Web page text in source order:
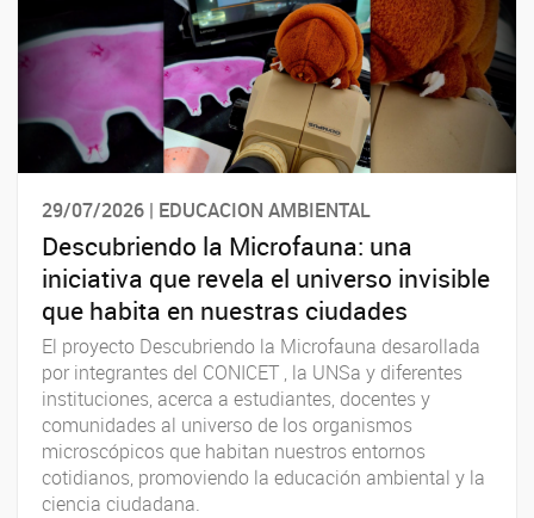
29/07/2026 | EDUCACION AMBIENTAL
Descubriendo la Microfauna: una
iniciativa que revela el universo invisible
que habita en nuestras ciudades
El proyecto Descubriendo la Microfauna desarollada
por integrantes del CONICET , la UNSa y diferentes
instituciones, acerca a estudiantes, docentes y
comunidades al universo de los organismos
microscópicos que habitan nuestros entornos
cotidianos, promoviendo la educación ambiental y la
ciencia ciudadana.